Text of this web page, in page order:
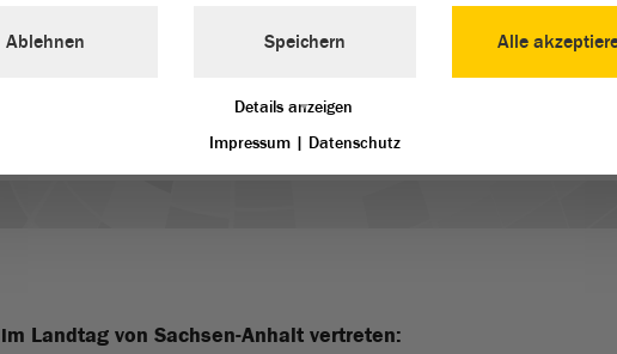
Landtag von Sachsen-Anhalt vertreten:
Alle
Ablehnen Speichern
Details anzeigen
Impressum | Datenschutz